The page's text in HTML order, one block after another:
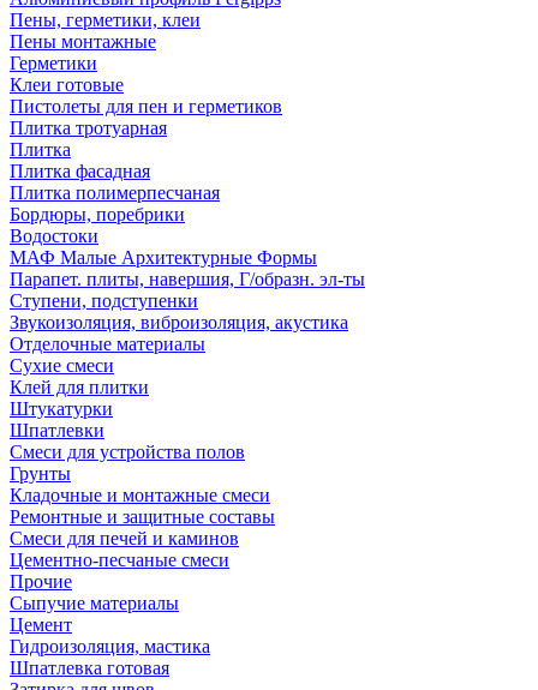
Пены, герметики, клеи
Пены монтажные
Герметики
Клеи готовые
Пистолеты для пен и герметиков
Плитка тротуарная
Плитка
Плитка фасадная
Плитка полимерпесчаная
Бордюры, поребрики
Водостоки
МАФ Малые Архитектурные Формы
Парапет. плиты, навершия, Г/образн. эл-ты
Ступени, подступенки
Звукоизоляция, виброизоляция, акустика
Отделочные материалы
Сухие смеси
Клей для плитки
Штукатурки
Шпатлевки
Смеси для устройства полов
Грунты
Кладочные и монтажные смеси
Ремонтные и защитные составы
Смеси для печей и каминов
Цементно-песчаные смеси
Прочие
Сыпучие материалы
Цемент
Гидроизоляция, мастика
Шпатлевка готовая